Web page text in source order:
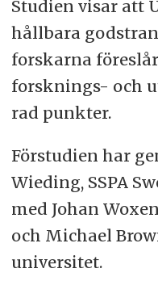
Studien visar att
hållbara
forskarna
forsknings- och
rad punkter.
Förstudien har
Wieding, SSPA
med Johan
och Michael
universitet.